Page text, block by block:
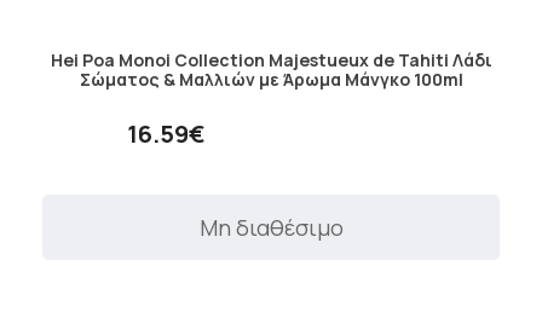
Hei Poa Monoi Collection Majestueux de Tahiti Λάδι
Σώματος & Μαλλιών με Άρωμα Μάνγκο 100ml
16.59€
Μη διαθέσιμο